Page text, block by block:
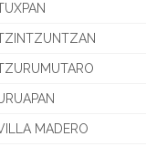
MADERO